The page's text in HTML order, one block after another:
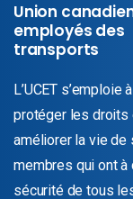
Union
employés des
transports
L’UCET s’emploie à
protéger les droits
améliorer la vie de
membres qui ont
sécurité de tous